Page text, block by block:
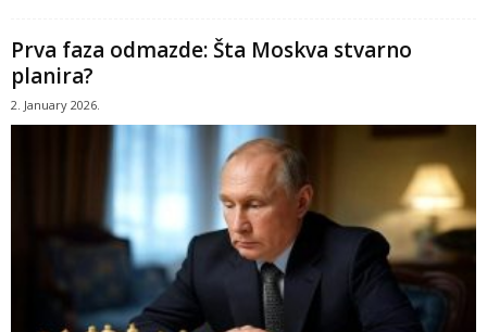
Prva faza odmazde: Šta Moskva stvarno
planira?
2. January 2026.